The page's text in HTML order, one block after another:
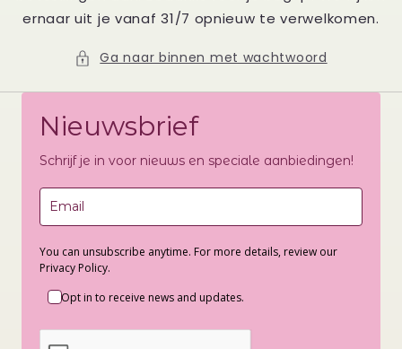
ernaar uit je vanaf 31/7 opnieuw te verwelkomen.
Ga naar binnen met wachtwoord
Nieuwsbrief
Schrijf je in voor nieuws en speciale aanbiedingen!
You can unsubscribe anytime. For more details, review our
Privacy Policy.
Opt in to receive news and updates.